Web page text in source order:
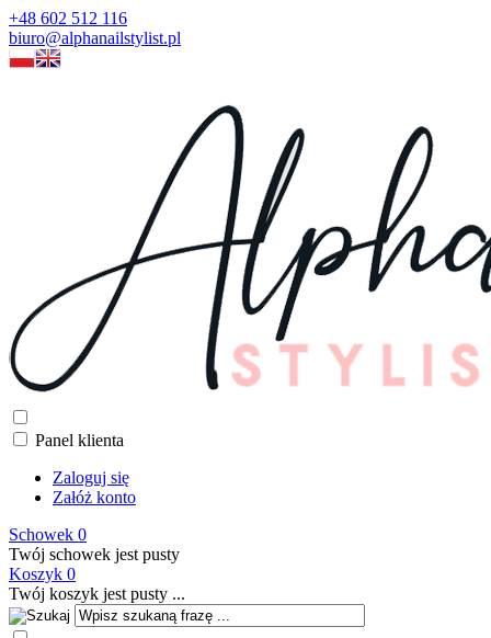
+48 602 512 116
biuro@alphanailstylist.pl
Panel klienta
Zaloguj się
Załóż konto
Schowek 0
Twój schowek jest pusty
Koszyk 0
Twój koszyk jest pusty ...